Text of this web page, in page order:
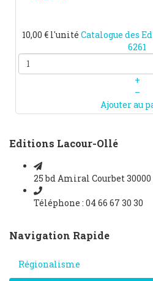
10,00 € l'unité Catalogue des
6261
+
–
Ajouter au
Editions Lacour-Ollé
25 bd Amiral Courbet
Téléphone : 04 66 67 30 30
Navigation Rapide
Régionalisme